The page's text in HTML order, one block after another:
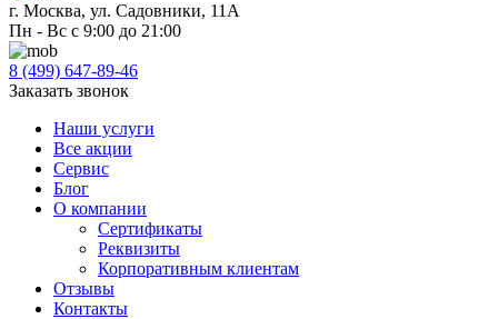
г. Москва, ул. Садовники, 11А
Пн - Вс с 9:00 до 21:00
8 (499) 647-89-46
Заказать звонок
Наши услуги
Все акции
Сервис
Блог
О компании
Сертификаты
Реквизиты
Корпоративным клиентам
Отзывы
Контакты